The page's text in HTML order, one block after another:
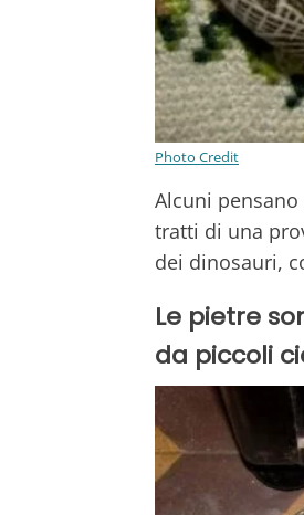
Photo Credit
Alcuni
tratti di una
dei dinosauri,
Le pietre
da piccoli